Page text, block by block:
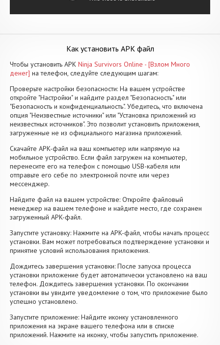
Как установить APK файл
Чтобы установить APK Ninja Survivors Online - [Взлом Много
денег] на телефон, следуйте следующим шагам:
Проверьте настройки безопасности: На вашем устройстве
откройте "Настройки" и найдите раздел "Безопасность" или
"Безопасность и конфиденциальность". Убедитесь, что включена
опция "Неизвестные источники" или "Установка приложений из
неизвестных источников". Это позволит установить приложения,
загруженные не из официального магазина приложений.
Скачайте APK-файл на ваш компьютер или напрямую на
мобильное устройство. Если файл загружен на компьютер,
перенесите его на телефон с помощью USB-кабеля или
отправьте его себе по электронной почте или через
мессенджер.
Найдите файл на вашем устройстве: Откройте файловый
менеджер на вашем телефоне и найдите место, где сохранен
загруженный APK-файл.
Запустите установку: Нажмите на APK-файл, чтобы начать процесс
установки. Вам может потребоваться подтверждение установки и
принятие условий использования приложения.
Дождитесь завершения установки: После запуска процесса
установки приложение будет автоматически установлено на ваш
телефон. Дождитесь завершения установки. По окончании
установки вы увидите уведомление о том, что приложение было
успешно установлено.
Запустите приложение: Найдите иконку установленного
приложения на экране вашего телефона или в списке
приложений. Нажмите на иконку, чтобы запустить приложение.